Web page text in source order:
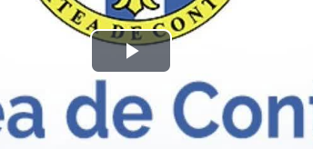
Play
Video